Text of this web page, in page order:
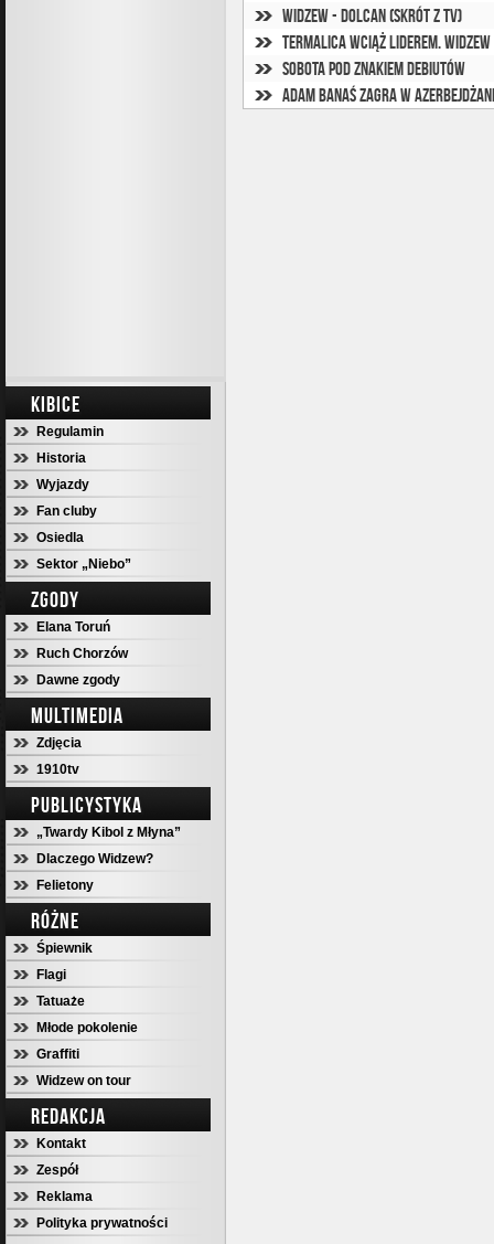
KIBICE
Regulamin
Historia
Wyjazdy
Fan cluby
Osiedla
Sektor „Niebo”
ZGODY
Elana Toruń
Ruch Chorzów
Dawne zgody
MULTIMEDIA
Zdjęcia
1910tv
PUBLICYSTYKA
„Twardy Kibol z Młyna”
Dlaczego Widzew?
Felietony
RÓŻNE
Śpiewnik
Flagi
Tatuaże
Młode pokolenie
Graffiti
Widzew on tour
REDAKCJA
Kontakt
Zespół
Reklama
Polityka prywatności
Widzew - Dolcan (skrót z TV)
Termalica wciąż liderem.
Sobota pod znakiem debiutów
Adam Banaś zagra w